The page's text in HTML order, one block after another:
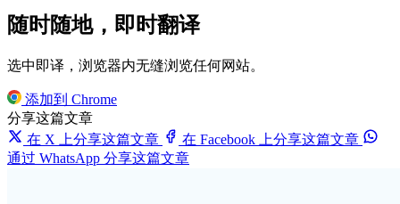
随时随地，即时翻译
选中即译，浏览器内无缝浏览任何网站。
添加到 Chrome
分享这篇文章
在 X 上分享这篇文章
在 Facebook 上分享这篇文章
通过 WhatsApp 分享这篇文章